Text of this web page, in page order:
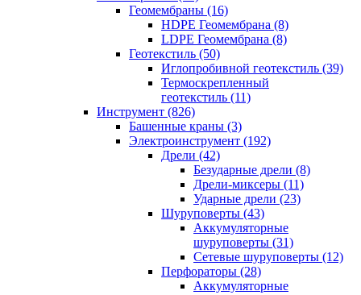
Геомембраны (16)
HDPE Геомембрана (8)
LDPE Геомембрана (8)
Геотекстиль (50)
Иглопробивной геотекстиль (39)
Термоскрепленный
геотекстиль (11)
Инструмент (826)
Башенные краны (3)
Электроинструмент (192)
Дрели (42)
Безударные дрели (8)
Дрели-миксеры (11)
Ударные дрели (23)
Шуруповерты (43)
Аккумуляторные
шуруповерты (31)
Сетевые шуруповерты (12)
Перфораторы (28)
Аккумуляторные